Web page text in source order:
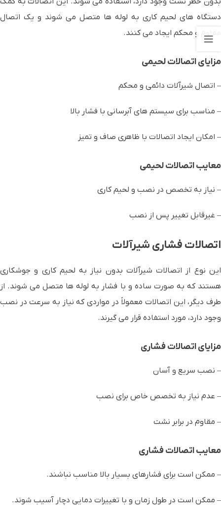
دستگاه های لحیم کاری به لوله ها متصل می شوند و یک اتصال
مقاوم و محکم ایجاد می کنند.
مزایای اتصالات لحیمی
– اتصال شیرآلات دائمی و محکم
– مناسب برای سیستم های آبرسانی با فشار بالا
– امکان ایجاد اتصالات با ظاهری صاف و تمیز
معایب اتصالات لحیمی
– نیاز به تخصص در نصب و لحیم کاری
– غیرقابل تغییر پس از نصب
اتصالات فشاری شیرآلات
این نوع از اتصالات شیرآلات بدون نیاز به لحیم کاری و جوشکاری
هستند که به صورت ساده و با فشار به لوله ها متصل می شوند. از
طرف دیگر، این اتصالات معمولاً در مواردی که نیاز به سرعت در نصب
وجود دارد، مورد استفاده قرار می گیرند.
مزایای اتصالات فشاری
– نصب سریع و آسان
– عدم نیاز به تخصص خاص برای نصب
– مقاوم در برابر نشت
معایب اتصالات فشاری
– ممکن است برای فشارهای بسیار بالا مناسب نباشند.
– ممکن است در طول زمان و با تغییرات دمایی دچار آسیب شوند.